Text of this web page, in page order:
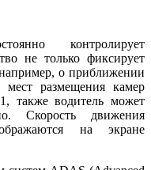
контролирует
не только фиксирует
о приближении
мест размещения камер
также водитель может
Скорость движения
на экране